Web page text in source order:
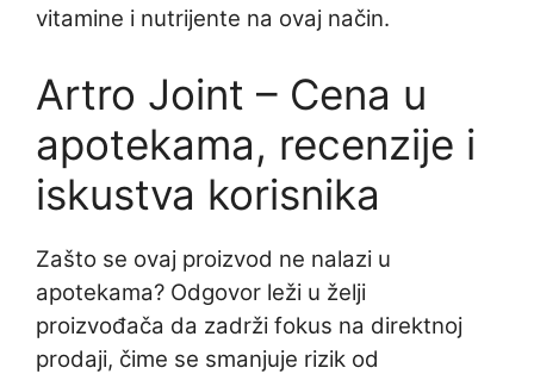
vitamine i nutrijente na ovaj način.
Artro Joint – Cena u
apotekama, recenzije i
iskustva korisnika
Zašto se ovaj proizvod ne nalazi u
apotekama? Odgovor leži u želji
proizvođača da zadrži fokus na direktnoj
prodaji, čime se smanjuje rizik od